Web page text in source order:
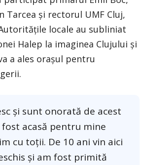
Tarcea și rectorul UMF Cluj,
locale au subliniat
Halep la imaginea Clujului și
a ales orașul pentru
și sunt onorată de acest
acasă pentru mine
cu toții. De 10 ani vin aici
și am fost primită